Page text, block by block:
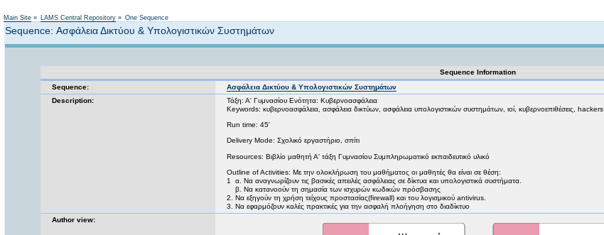
Main Site » LAMS Central Repository » One Sequence
Sequence: Ασφάλεια Δικτύου & Υπολογιστικών Συστημάτων
Sequence Information
Sequence:
Ασφάλεια Δικτύου & Υπολογιστικών Συστημάτων
Description:
Τάξη: Α' Γυμνασίου Ενότητα: Κυβερνοασφάλεια
Keywords: κυβερνοασφάλεια, ασφάλεια δικτύων, ασφάλεια υπολογιστικών συστημάτων, ιοί, κυβερνοεπιθέσεις, hackers
Run time: 45'
Delivery Mode: Σχολικό εργαστήριο, σπίτι
Resources: Βιβλίο μαθητή Α' τάξη Γυμνασίου Συμπληρωματικό εκπαιδευτικό υλικό
Outline of Activities: Με την ολοκλήρωση του μαθήματος οι μαθητές θα είναι σε θέση:
1 α. Να αναγνωρίζουν τις βασικές απειλές ασφάλειας σε δίκτυα και υπολογιστικά συστήματα.
β. Να κατανοούν τη σημασία των ισχυρών κωδικών πρόσβασης
2. Να εξηγούν τη χρήση τείχους προστασίας(firewall) και του λογισμικού antivirus.
3. Να εφαρμόζουν καλές πρακτικές για την ασφαλή πλοήγηση στο διαδίκτυο
Author view: